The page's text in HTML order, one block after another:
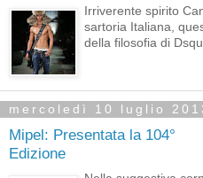
Irriverente spirito
sartoria Italiana,
della filosofia di
mercoledì 10 luglio
Mipel: Presentata la 104°
Edizione